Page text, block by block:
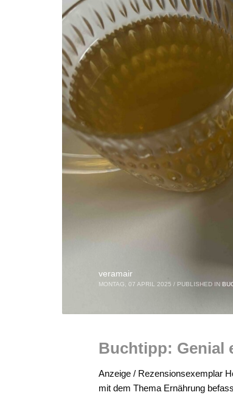
veramair
MONTAG, 07 APRIL 2025 / PUBLISHED IN
Buchtipp: Genial
Anzeige / Rezensionsexemplar
mit dem Thema Ernährung